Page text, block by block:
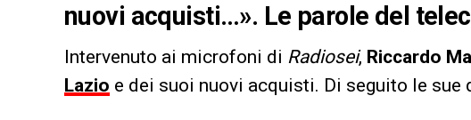
nuovi acquisti…». Le parole del
Intervenuto ai microfoni di Radiosei, Riccardo
Lazio e dei suoi nuovi acquisti. Di seguito le sue